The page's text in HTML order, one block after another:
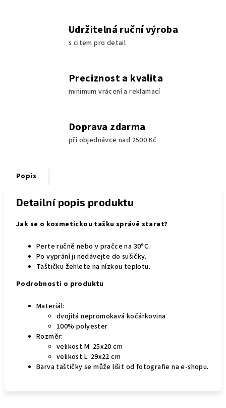
Udržitelná ruční výroba
s citem pro detail
Preciznost a kvalita
minimum vrácení a reklamací
Doprava zdarma
při objednávce nad 2500 Kč
Popis
Detailní popis produktu
Jak se o kosmetickou tašku správě starat?
Perte ručně nebo v pračce na 30°C.
Po vyprání ji nedávejte do sušičky.
Taštičku žehlete na nízkou teplotu.
Podrobnosti o produktu
Materiál:
dvojitá nepromokavá kočárkovina
100% polyester
Rozměr:
velikost M: 25x20 cm
velikost L: 29x22 cm
Barva taštičky se může lišit od fotografie na e-shopu.